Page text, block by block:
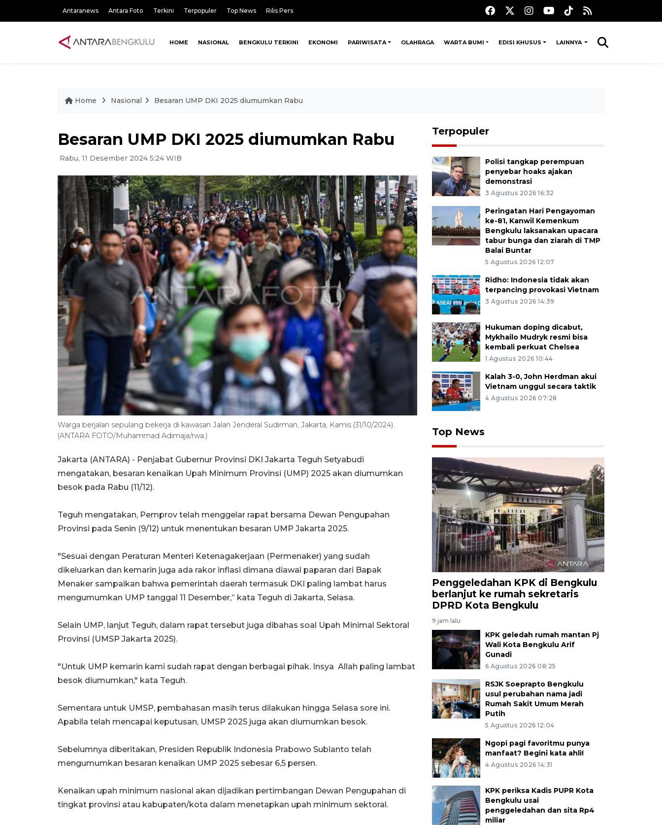
Antaranews Antara Foto Terkini Terpopuler Top News Rilis Pers
HOME NASIONAL BENGKULU TERKINI EKONOMI PARIWISATA OLAHRAGA WARTA BUMI EDISI KHUSUS LAINNYA
Home Nasional Besaran UMP DKI 2025 diumumkan Rabu
Besaran UMP DKI 2025 diumumkan Rabu
Rabu, 11 Desember 2024 5:24 WIB
Warga berjalan sepulang bekerja di kawasan Jalan Jenderal Sudirman, Jakarta, Kamis (31/10/2024).
(ANTARA FOTO/Muhammad Adimaja/rwa.)
Jakarta (ANTARA) - Penjabat Gubernur Provinsi DKI Jakarta Teguh Setyabudi
mengatakan, besaran kenaikan Upah Minimum Provinsi (UMP) 2025 akan diumumkan
besok pada Rabu (11/12).
Teguh mengatakan, Pemprov telah menggelar rapat bersama Dewan Pengupahan
Provinsi pada Senin (9/12) untuk menentukan besaran UMP Jakarta 2025.
"Sesuai dengan Peraturan Menteri Ketenagakerjaan (Permenaker) yang sudah
dikeluarkan dan kemarin juga ada rakor inflasi dimana diawal paparan dari Bapak
Menaker sampaikan bahwa pemerintah daerah termasuk DKI paling lambat harus
mengumumkan UMP tanggal 11 Desember,” kata Teguh di Jakarta, Selasa.
Selain UMP, lanjut Teguh, dalam rapat tersebut juga dibahas soal Upah Minimal Sektoral
Provinsi (UMSP Jakarta 2025).
"Untuk UMP kemarin kami sudah rapat dengan berbagai pihak. Insya Allah paling lambat
besok diumumkan," kata Teguh.
Sementara untuk UMSP, pembahasan masih terus dilakukan hingga Selasa sore ini.
Apabila telah mencapai keputusan, UMSP 2025 juga akan diumumkan besok.
Sebelumnya diberitakan, Presiden Republik Indonesia Prabowo Subianto telah
mengumumkan besaran kenaikan UMP 2025 sebesar 6,5 persen.
Kenaikan upah minimum nasional akan dijadikan pertimbangan Dewan Pengupahan di
tingkat provinsi atau kabupaten/kota dalam menetapkan upah minimum sektoral.
Terpopuler
Polisi tangkap perempuan
penyebar hoaks ajakan
demonstrasi
3 Agustus 2026 16:32
Peringatan Hari Pengayoman
ke-81, Kanwil Kemenkum
Bengkulu laksanakan upacara
tabur bunga dan ziarah di TMP
Balai Buntar
5 Agustus 2026 12:07
Ridho: Indonesia tidak akan
terpancing provokasi Vietnam
3 Agustus 2026 14:39
Hukuman doping dicabut,
Mykhailo Mudryk resmi bisa
kembali perkuat Chelsea
1 Agustus 2026 10:44
Kalah 3-0, John Herdman akui
Vietnam unggul secara taktik
4 Agustus 2026 07:28
Top News
Penggeledahan KPK di Bengkulu
berlanjut ke rumah sekretaris
DPRD Kota Bengkulu
9 jam lalu
KPK geledah rumah mantan Pj
Wali Kota Bengkulu Arif
Gunadi
6 Agustus 2026 08:25
RSJK Soeprapto Bengkulu
usul perubahan nama jadi
Rumah Sakit Umum Merah
Putih
5 Agustus 2026 12:04
Ngopi pagi favoritmu punya
manfaat? Begini kata ahli!
4 Agustus 2026 14:31
KPK periksa Kadis PUPR Kota
Bengkulu usai
penggeledahan dan sita Rp4
miliar